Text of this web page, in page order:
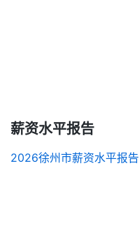
薪资水平报告
2026徐州市薪资水平报告